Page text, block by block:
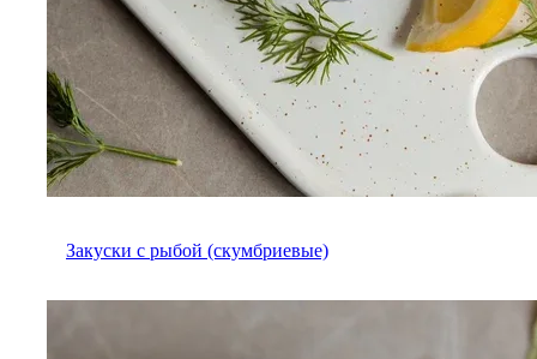
Закуски с рыбой (скумбриевые)